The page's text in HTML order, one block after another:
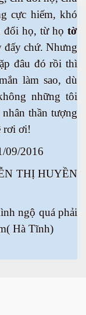
cực hiếm, khó
đổi họ, từ họ tờ
đấy chứ. Nhưng
đâu đó rồi thì
làm sao, dù
những tôi
thần tượng
rơi ơi!
ngộ quá phải
Hà Tĩnh)